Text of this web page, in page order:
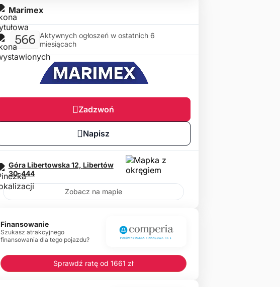
Marimex
566 Aktywnych ogłoszeń w ostatnich 6
miesiącach
Zadzwoń
Napisz
Góra Libertowska 12, Libertów
30-444
Zobacz na mapie
Finansowanie
Szukasz atrakcyjnego
finansowania dla tego pojazdu?
Sprawdź ratę od 1661 zł